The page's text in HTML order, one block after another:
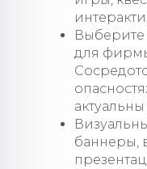
Выберите
для
баннеры,